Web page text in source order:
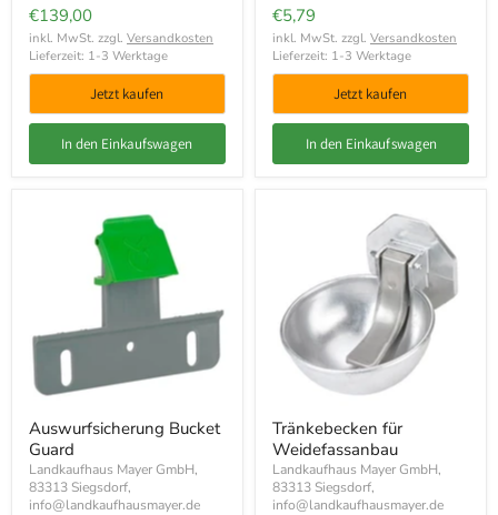
€139,00
inkl. MwSt. zzgl. Versandkosten
Lieferzeit: 1-3 Werktage
Jetzt kaufen
In den Einkaufswagen
€5,79
inkl. MwSt. zzgl. Versandkosten
Lieferzeit: 1-3 Werktage
Jetzt kaufen
In den Einkaufswagen
Auswurfsicherung Bucket
Guard
Landkaufhaus Mayer GmbH,
83313 Siegsdorf,
info@landkaufhausmayer.de
Tränkebecken für
Weidefassanbau
Landkaufhaus Mayer GmbH,
83313 Siegsdorf,
info@landkaufhausmayer.de